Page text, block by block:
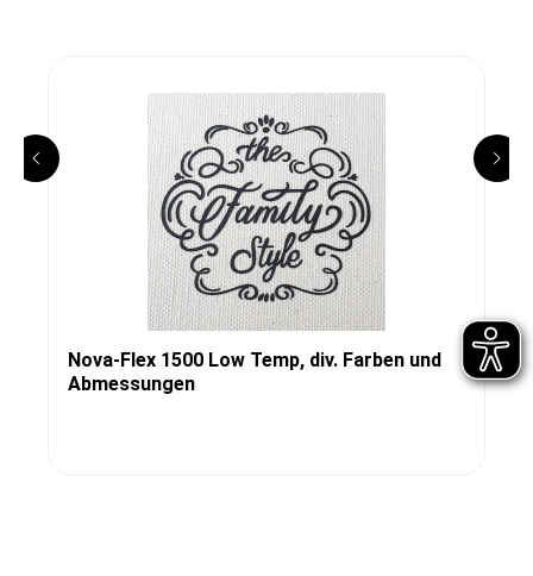
Nova-Flex 1500 Low Temp, div. Farben und
Abmessungen